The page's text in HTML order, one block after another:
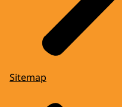
Sitemap